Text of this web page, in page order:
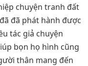
chuyện tranh đất
đã phát hành được
tác giả chuyện
bọn họ hình cũng
thân mang đến